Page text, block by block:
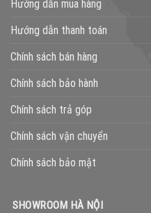
Hướng dẫn mua hàng
Hướng dẫn thanh toán
Chính sách bán hàng
Chính sách bảo hành
Chính sách trả góp
Chính sách vận chuyển
Chính sách bảo mật
SHOWROOM HÀ NỘI